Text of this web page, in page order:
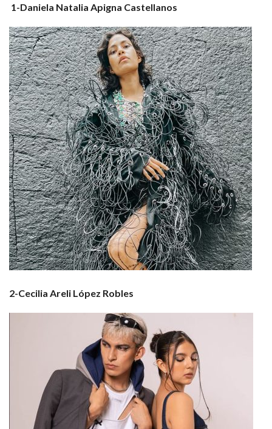
1-Daniela Natalia Apigna Castellanos
2-Cecilia Areli López Robles